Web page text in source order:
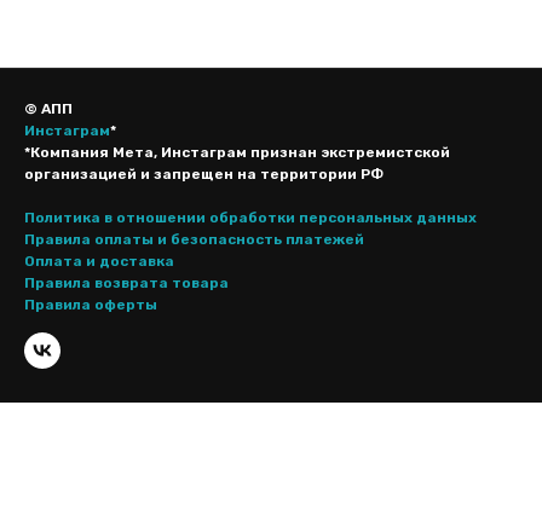
© АПП
Инстаграм*
*Компания Мета, Инстаграм признан экстремистской
организацией и запрещен на территории РФ
Политика в отношении обработки персональных данных
Правила оплаты и безопасность платежей
Оплата и доставка
Правила возврата товара
Правила оферты